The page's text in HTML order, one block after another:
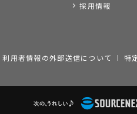
採用情報
利用者情報の外部送信について 特